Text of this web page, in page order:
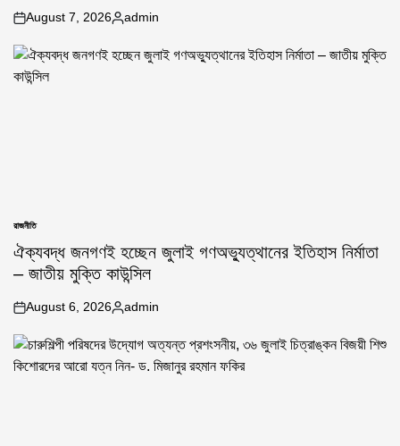
on
August 7, 2026
Posted
admin
POSTED
IN
রাজনীতি
ঐক্যবদ্ধ জনগণই হচ্ছেন জুলাই গণঅভ্যুত্থানের ইতিহাস নির্মাতা
– জাতীয় মুক্তি কাউন্সিল
on
August 6, 2026
Posted
admin